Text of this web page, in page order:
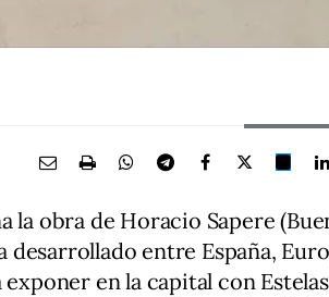
obra de Horacio Sapere
entre España,
en la capital con